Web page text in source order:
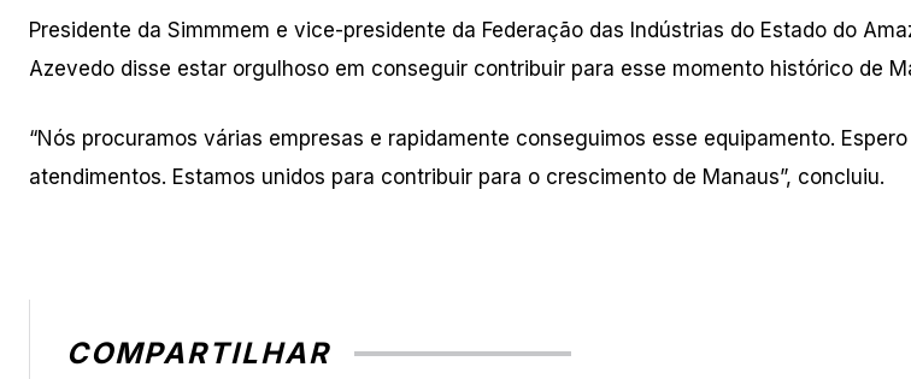
Presidente da Simmmem e vice-presidente da Federação das Indústrias do Estado do
Azevedo disse estar orgulhoso em conseguir contribuir para esse momento histórico de
“Nós procuramos várias empresas e rapidamente conseguimos esse equipamento.
atendimentos. Estamos unidos para contribuir para o crescimento de Manaus”, concluiu.
COMPARTILHAR